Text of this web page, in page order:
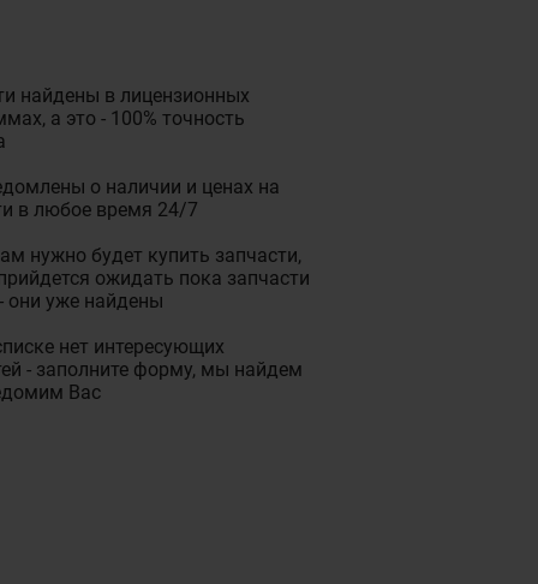
найдены в лицензионных
а это - 100% точность
о наличии и ценах на
в любое время 24/7
нужно будет купить запчасти,
ожидать пока запчасти
они уже найдены
нет интересующих
- заполните форму, мы найдем
Вас